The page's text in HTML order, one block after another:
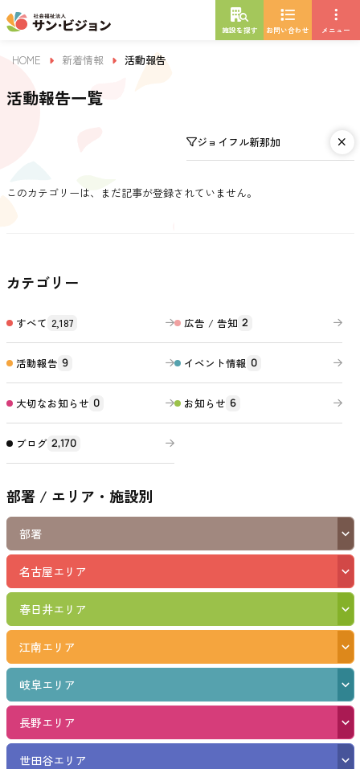
施設を探す お問い合わせ メニュー
HOME 新着情報 活動報告
活動報告一覧
ジョイフル新那加
このカテゴリーは、まだ記事が登録されていません。
カテゴリー
すべて 2,187 広告 / 告知 2
活動報告 9 イベント情報 0
大切なお知らせ 0 お知らせ 6
ブログ 2,170
部署 / エリア・施設別
部署
名古屋エリア
春日井エリア
江南エリア
岐阜エリア
長野エリア
世田谷エリア